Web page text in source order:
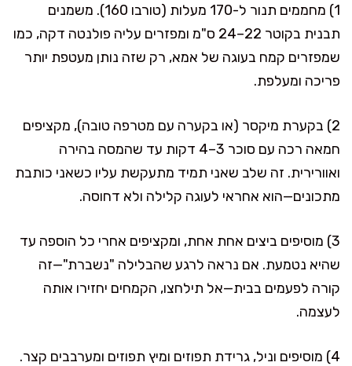
1) מחממים תנור ל-170 מעלות (טורבו 160). משמנים
תבנית בקוטר 22–24 ס"מ ומפזרים עליה פולנטה דקה, כמו
שמפזרים קמח בעוגה של אמא, רק שזה נותן מעטפת יותר
פריכה ומעלפת.
2) בקערת מיקסר (או בקערה עם מטרפה טובה), מקציפים
חמאה רכה עם סוכר 3–4 דקות עד שהמסה בהירה
ואוורירית. זה שלב שאני תמיד מתעקשת עליו כשאני כותבת
מתכונים—הוא אחראי לעוגה קלילה ולא דחוסה.
3) מוסיפים ביצים אחת אחת, ומקציפים אחרי כל הוספה עד
שהיא נטמעת. אם נראה לרגע שהבלילה "נשברת"—זה
קורה לפעמים בבית—אל תילחצו, הקמחים יחזירו אותה
לעצמה.
4) מוסיפים וניל, גרידת תפוזים ומיץ תפוזים ומערבבים קצר.